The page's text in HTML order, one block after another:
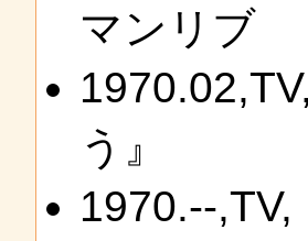
マンリブ
う』
1970.--